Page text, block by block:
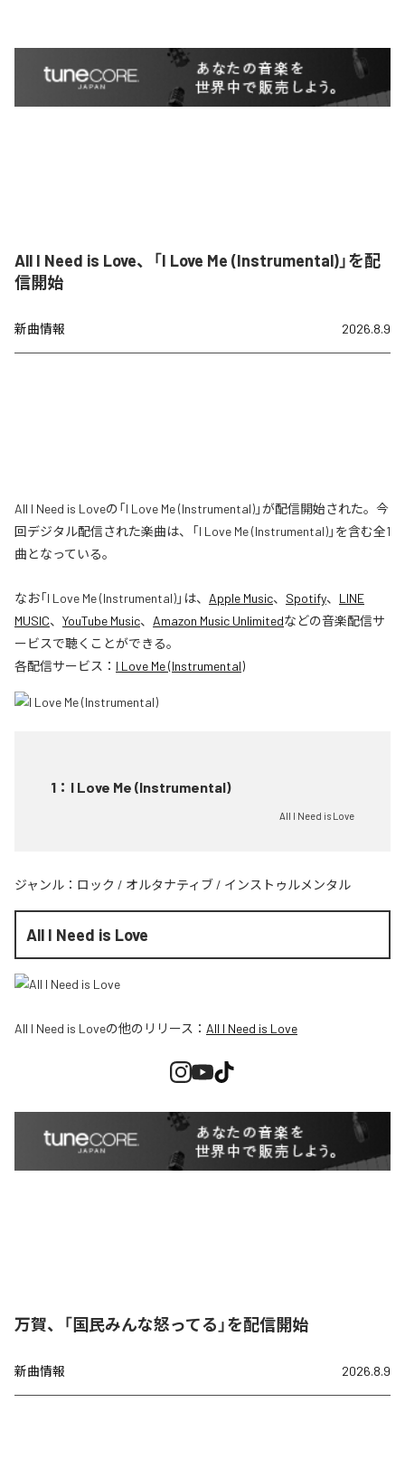
All I Need is Love、「I Love Me (Instrumental)」を配
信開始
新曲情報 2026.8.9
All I Need is Loveの「I Love Me (Instrumental)」が配信開始された。今
回デジタル配信された楽曲は、「I Love Me (Instrumental)」を含む全1
曲となっている。
なお「I Love Me (Instrumental)」は、 Apple Music、 Spotify、 LINE
MUSIC、 YouTube Music、 Amazon Music Unlimitedなどの音楽配信サ
ービスで聴くことができる。
各配信サービス： I Love Me (Instrumental)
1 ： I Love Me (Instrumental)
All I Need is Love
ジャンル： ロック / オルタナティブ / インストゥルメンタル
All I Need is Love
All I Need is Loveの他のリリース： All I Need is Love
万賀、「国民みんな怒ってる」を配信開始
新曲情報 2026.8.9